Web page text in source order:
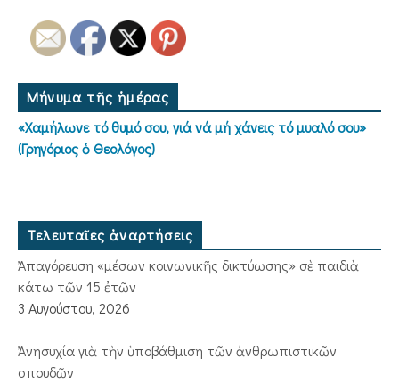
Μήνυμα τῆς ἡμέρας
«Χαμήλωνε τό θυμό σου, γιά νά μή χάνεις τό μυαλό σου»
(Γρηγόριος ὁ Θεολόγος)
Τελευταῖες ἀναρτήσεις
Ἀπαγόρευση «μέσων κοινωνικῆς δικτύωσης» σὲ παιδιὰ
κάτω τῶν 15 ἐτῶν
3 Αυγούστου, 2026
Ἀνησυχία γιὰ τὴν ὑποβάθμιση τῶν ἀνθρωπιστικῶν
σπουδῶν